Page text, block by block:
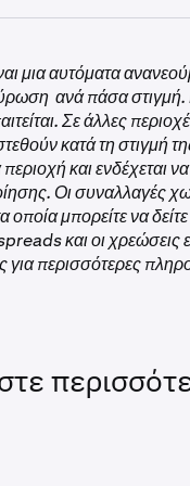
να έχετε έναν
Ακολουθήστεαυτά τα
σας Kraken+ πρέπει
ακυρωθεί και έχει
στο Kraken Pro
για πελάτες
μια αυτόματα
ανά πάσα στιγμή.
Σε άλλες
κατά τη στιγμή
και
Οι συναλλαγές
μπορείτε να
και οι
για περισσότερες